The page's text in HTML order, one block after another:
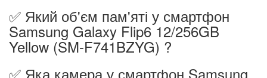
✅ Який об'єм пам'яті у смартфон
Samsung Galaxy Flip6 12/256GB
Yellow (SM-F741BZYG) ?
✅ Яка камера у смартфон Samsung